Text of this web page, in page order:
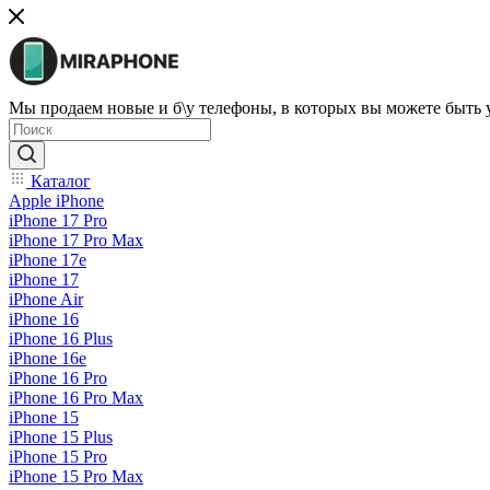
Мы продаем новые и б\у телефоны, в которых вы можете быть
Каталог
Apple iPhone
iPhone 17 Pro
iPhone 17 Pro Max
iPhone 17e
iPhone 17
iPhone Air
iPhone 16
iPhone 16 Plus
iPhone 16e
iPhone 16 Pro
iPhone 16 Pro Max
iPhone 15
iPhone 15 Plus
iPhone 15 Pro
iPhone 15 Pro Max